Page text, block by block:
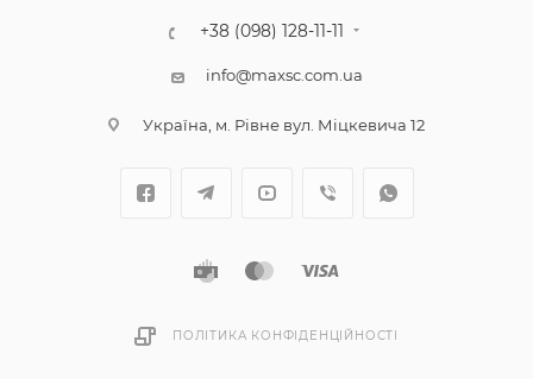
+38 (098) 128-11-11
info@maxsc.com.ua
Українa, м. Рівне вул. Міцкевича 12
ПОЛІТИКА КОНФІДЕНЦІЙНОСТІ